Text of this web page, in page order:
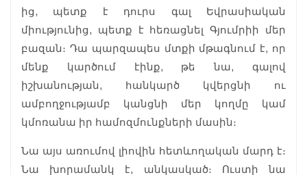
ից, պետք է դուրս գալ Եվրասիական
միությունից, պետք է հեռացնել Գյումրիի մեր
բազան։ Դա պարզապես մտքի մթագնում է, որ
մենք կարծում էինք, թե նա, գալով
իշխանության, հանկարծ կվերցնի ու
ամբողջությամբ կանցնի մեր կողմը կամ
կմոռանա իր համոզմունքների մասին։
Նա այս առումով լիովին հետևողական մարդ է։
Նա խորամանկ է, անկասկած։ Ուստի նա